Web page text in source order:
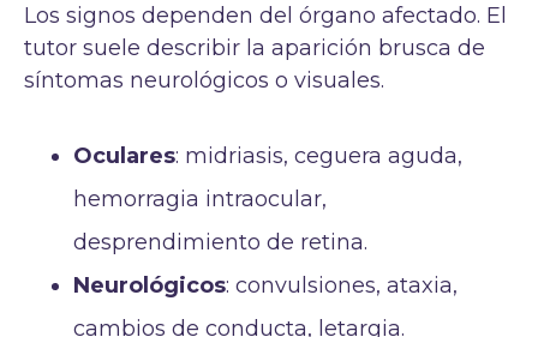
Los signos dependen del órgano afectado. El
tutor suele describir la aparición brusca de
síntomas neurológicos o visuales.
Oculares: midriasis, ceguera aguda,
hemorragia intraocular,
desprendimiento de retina.
Neurológicos: convulsiones, ataxia,
cambios de conducta, letargia.